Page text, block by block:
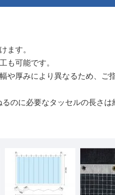
ます。
も可能です。
や厚みにより異なるため、
のに必要なタッセルの長さ